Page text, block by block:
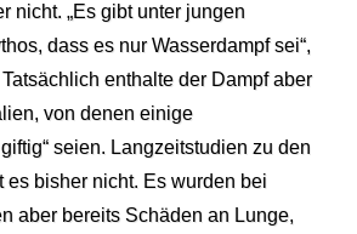
nicht. „Es gibt unter jungen
dass es nur Wasserdampf sei“,
enthalte der Dampf aber
von denen einige
seien. Langzeitstudien zu den
es bisher nicht. Es wurden bei
aber bereits Schäden an Lunge,